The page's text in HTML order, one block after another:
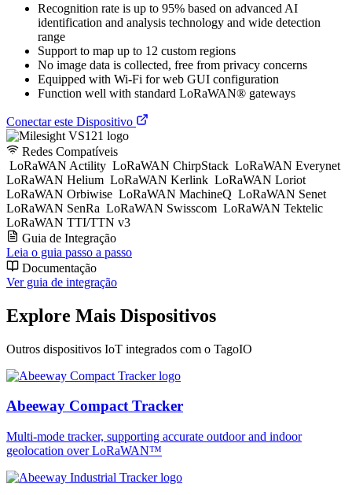
Recognition rate is up to 95% based on advanced AI
identification and analysis technology and wide detection
range
Support to map up to 12 custom regions
No image data is collected, free from privacy concerns
Equipped with Wi-Fi for web GUI configuration
Function well with standard LoRaWAN® gateways
Conectar este Dispositivo
Redes Compatíveis
LoRaWAN Actility LoRaWAN ChirpStack LoRaWAN Everynet
LoRaWAN Helium LoRaWAN Kerlink LoRaWAN Loriot
LoRaWAN Orbiwise LoRaWAN MachineQ LoRaWAN Senet
LoRaWAN SenRa LoRaWAN Swisscom LoRaWAN Tektelic
LoRaWAN TTI/TTN v3
Guia de Integração
Leia o guia passo a passo
Documentação
Ver guia de integração
Explore Mais Dispositivos
Outros dispositivos IoT integrados com o TagoIO
Abeeway Compact Tracker
Multi-mode tracker, supporting accurate outdoor and indoor
geolocation over LoRaWAN™